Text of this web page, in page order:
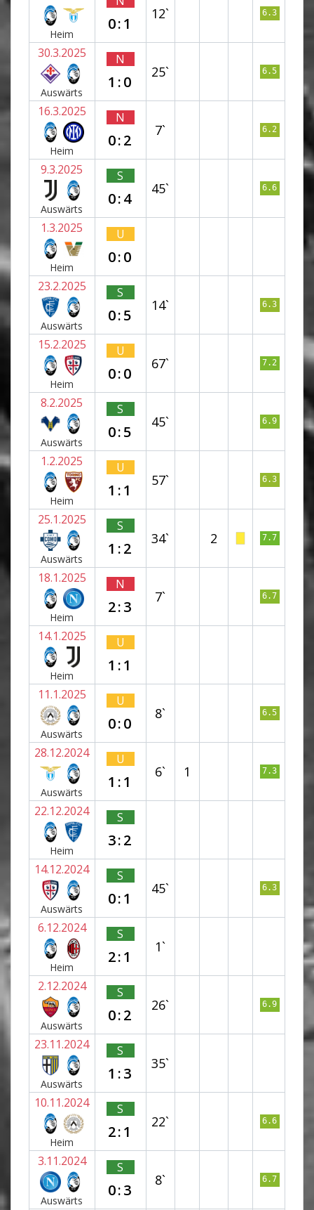
Heim
0:1
12` 6.3
30.3.2025
Auswärts
N
1:0
25` 6.5
16.3.2025
Heim
N
0:2
7` 6.2
9.3.2025
Auswärts
S
0:4
45` 6.6
1.3.2025
Heim
U
0:0
23.2.2025
Auswärts
S
0:5
14` 6.3
15.2.2025
Heim
U
0:0
67` 7.2
8.2.2025
Auswärts
S
0:5
45` 6.9
1.2.2025
Heim
U
1:1
57` 6.3
25.1.2025
Auswärts
S
1:2
34` 2 7.7
18.1.2025
Heim
N
2:3
7` 6.7
14.1.2025
Heim
U
1:1
11.1.2025
Auswärts
U
0:0
8` 6.5
28.12.2024
Auswärts
U
1:1
6` 1 7.3
22.12.2024
Heim
S
3:2
14.12.2024
Auswärts
S
0:1
45` 6.3
6.12.2024
Heim
S
2:1
1`
2.12.2024
Auswärts
S
0:2
26` 6.9
23.11.2024
Auswärts
S
1:3
35`
10.11.2024
Heim
S
2:1
22` 6.6
3.11.2024
Auswärts
S
0:3
8` 6.7